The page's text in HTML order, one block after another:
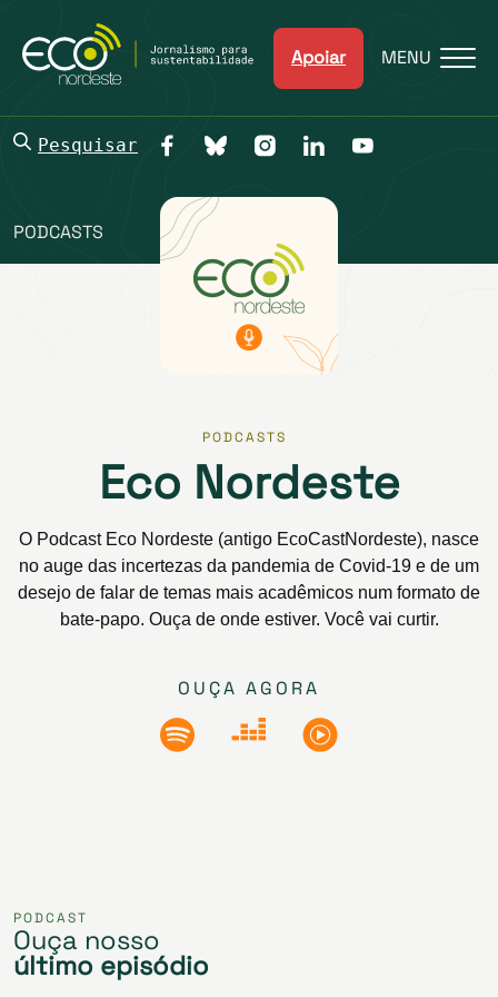
Apoiar MENU
Pesquisar
PODCASTS
PODCASTS
Eco Nordeste
O Podcast Eco Nordeste (antigo EcoCastNordeste), nasce
no auge das incertezas da pandemia de Covid-19 e de um
desejo de falar de temas mais acadêmicos num formato de
bate-papo. Ouça de onde estiver. Você vai curtir.
OUÇA AGORA
PODCAST
Ouça nosso
último episódio